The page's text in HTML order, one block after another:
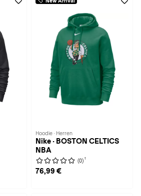
Hoodie · Herren
Nike · BOSTON CELTICS
NBA
(0) 1
76,99 €